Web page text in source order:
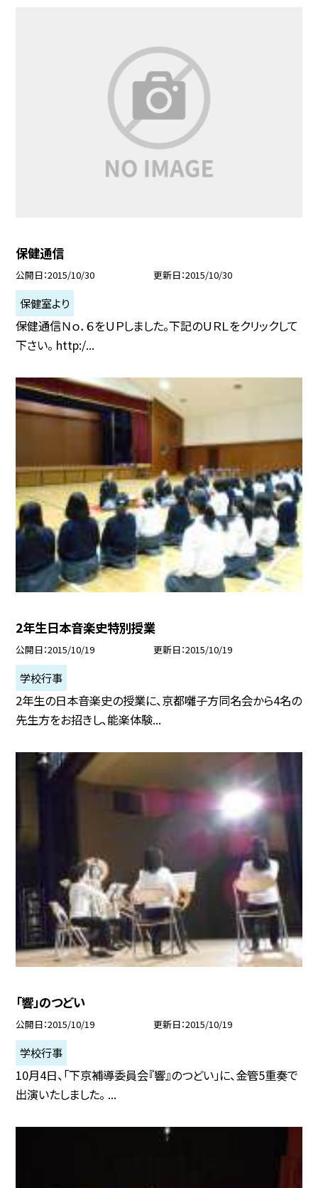
保健通信
公開日 2015/10/30 更新日 2015/10/30
保健室より
保健通信Ｎｏ．６をＵＰしました。下記のＵＲＬをクリックして
下さい。 http:/...
2年生日本音楽史特別授業
公開日 2015/10/19 更新日 2015/10/19
学校行事
2年生の日本音楽史の授業に、京都囃子方同名会から4名の
先生方をお招きし、能楽体験...
「響」のつどい
公開日 2015/10/19 更新日 2015/10/19
学校行事
10月4日、「下京補導委員会『響』のつどい」に、金管5重奏で
出演いたしました。 ...